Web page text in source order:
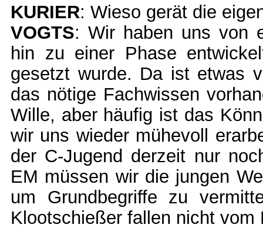
KURIER: Wieso gerät die
VOGTS: Wir haben uns von
hin zu einer Phase
gesetzt wurde. Da ist etwas
das nötige Fachwissen
Wille, aber häufig ist das
wir uns wieder mühevoll
der C-Jugend derzeit nur
EM müssen wir die jungen
um Grundbegriffe zu
Klootschießer fallen nicht vom